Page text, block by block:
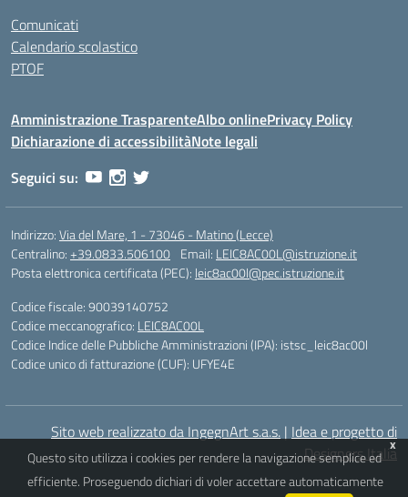
Comunicati
Calendario scolastico
PTOF
Amministrazione TrasparenteAlbo onlinePrivacy Policy
Dichiarazione di accessibilitàNote legali
Seguici su:
Indirizzo:Via del Mare, 1 - 73046 - Matino (Lecce)
Centralino:+39.0833.506100 Email: LEIC8AC00L@istruzione.it
Posta elettronica certificata (PEC): leic8ac00l@pec.istruzione.it
Codice fiscale: 90039140752
Codice meccanografico: LEIC8AC00L
Codice Indice delle Pubbliche Amministrazioni (IPA): istsc_leic8ac00l
Codice unico di fatturazione (CUF): UFYE4E
Sito web realizzato da IngegnArt s.a.s. | Idea e progetto di
Designers Italia
x
Questo sito utilizza i cookies per rendere la navigazione semplice ed
efficiente. Proseguendo dichiari di voler accettare automaticamente